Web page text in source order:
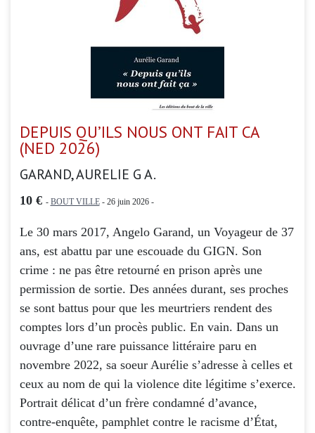
DEPUIS QU’ILS NOUS ONT FAIT CA
(NED 2026)
GARAND, AURELIE G A.
10 € - BOUT VILLE- 26 juin 2026 -
Le 30 mars 2017, Angelo Garand, un Voyageur de 37
ans, est abattu par une escouade du GIGN. Son
crime : ne pas être retourné en prison après une
permission de sortie. Des années durant, ses proches
se sont battus pour que les meurtriers rendent des
comptes lors d’un procès public. En vain. Dans un
ouvrage d’une rare puissance littéraire paru en
novembre 2022, sa soeur Aurélie s’adresse à celles et
ceux au nom de qui la violence dite légitime s’exerce.
Portrait délicat d’un frère condamné d’avance,
contre-enquête, pamphlet contre le racisme d’État,